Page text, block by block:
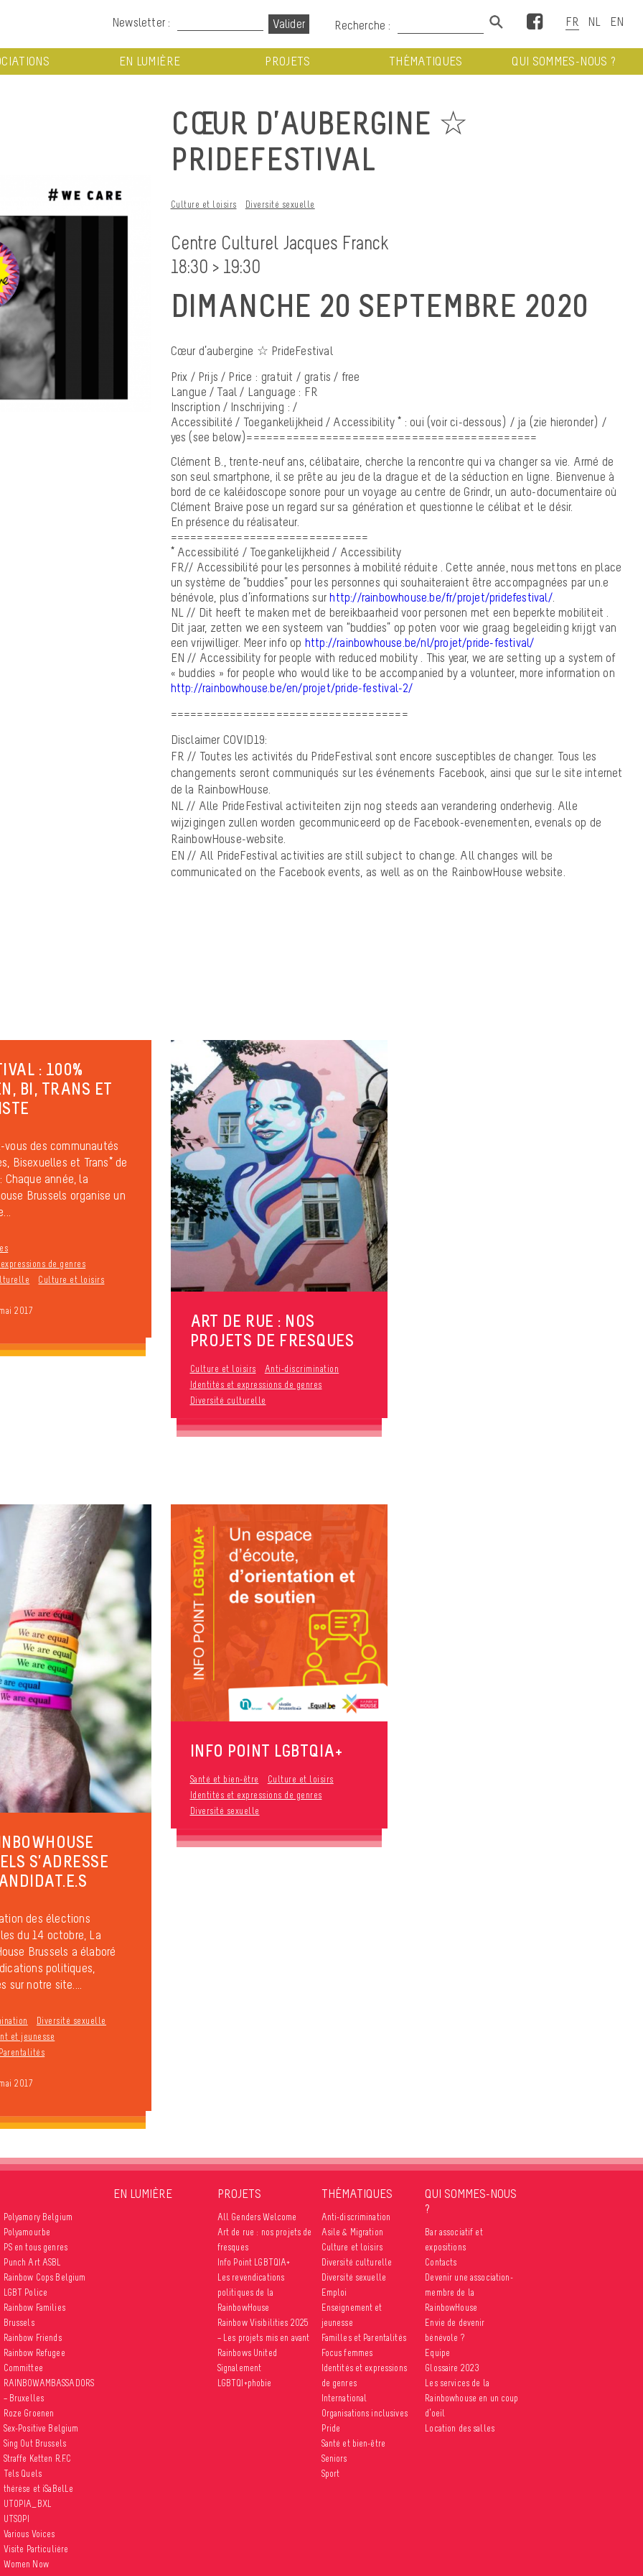
Newsletter : Recherche : Facebook
EN LUMIÈRE PROJETS THÉMATIQUES QUI SOMMES-NOUS ?
CŒUR D’AUBERGINE ☆
PRIDEFESTIVAL
Culture et loisirs Diversité sexuelle
Centre Culturel Jacques Franck
18:30 > 19:30
DIMANCHE 20 SEPTEMBRE 2020
Cœur d’aubergine ☆ PrideFestival
Prix / Prijs / Price : gratuit / gratis / free
Langue / Taal / Language : FR
Inscription / Inschrijving : /
Accessibilité / Toegankelijkheid / Accessibility * : oui (voir ci-dessous) / ja (zie hieronder) /
yes (see below)============================================
Clément B., trente-neuf ans, célibataire, cherche la rencontre qui va changer sa vie. Armé de
son seul smartphone, il se prête au jeu de la drague et de la séduction en ligne. Bienvenue à
bord de ce kaléidoscope sonore pour un voyage au centre de Grindr, un auto-documentaire où
Clément Braive pose un regard sur sa génération et questionne le célibat et le désir.
En présence du réalisateur.
==============================
* Accessibilité / Toegankelijkheid / Accessibility
FR// Accessibilité pour les personnes à mobilité réduite . Cette année, nous mettons en place
un système de “buddies” pour les personnes qui souhaiteraient être accompagnées par un.e
bénévole, plus d’informations surhttp://rainbowhouse.be/fr/projet/pridefestival/.
NL // Dit heeft te maken met de bereikbaarheid voor personen met een beperkte mobiliteit .
Dit jaar, zetten we een systeem van “buddies” op poten voor wie graag begeleiding krijgt van
een vrijwilliger. Meer info op http://rainbowhouse.be/nl/projet/pride-festival/
EN // Accessibility for people with reduced mobility . This year, we are setting up a system of
« buddies » for people who would like to be accompanied by a volunteer, more information on
http://rainbowhouse.be/en/projet/pride-festival-2/
====================================
Disclaimer COVID19:
FR // Toutes les activités du PrideFestival sont encore susceptibles de changer. Tous les
changements seront communiqués sur les événements Facebook, ainsi que sur le site internet
de la RainbowHouse.
NL // Alle PrideFestival activiteiten zijn nog steeds aan verandering onderhevig. Alle
wijzigingen zullen worden gecommuniceerd op de Facebook-evenementen, evenals op de
RainbowHouse-website.
EN // All PrideFestival activities are still subject to change. All changes will be
communicated on the Facebook events, as well as on the RainbowHouse website.
: 100%
BI, TRANS ET
vous des communautés
Bisexuelles et Trans* de
Chaque année, la
Brussels organise un
de genres
Culture et loisirs
2017
ART DE RUE : NOS
PROJETS DE FRESQUES
Culture et loisirs
Anti-discrimination
Identités et expressions de genres
Diversité culturelle
S’ADRESSE
des élections
du 14 octobre, La
Brussels a élaboré
politiques,
sur notre site....
Diversité sexuelle
et jeunesse
2017
INFO POINT LGBTQIA+
Santé et bien-être
Culture et loisirs
Identités et expressions de genres
Diversité sexuelle
Polyamory Belgium
Polyamour.be
PS en tous genres
Punch Art ASBL
Rainbow Cops Belgium
LGBT Police
Rainbow Families
Brussels
Rainbow Friends
Rainbow Refugee
Committee
RAINBOWAMBASSADORS
– Bruxelles
Roze Groenen
Sex-Positive Belgium
Sing Out Brussels
Straffe Ketten R.F.C
Tels Quels
thérèse et iSaBelLe
UTOPIA_BXL
UTSOPI
Various Voices
Visite Particulière
Women Now
EN LUMIÈRE PROJETS
All Genders Welcome
Art de rue : nos projets de
fresques
Info Point LGBTQIA+
Les revendications
politiques de la
RainbowHouse
Rainbow Visibilities 2025
– Les projets mis en avant
Rainbows United
Signalement
LGBTQI+phobie
THÉMATIQUES
Anti-discrimination
Asile & Migration
Culture et loisirs
Diversité culturelle
Diversité sexuelle
Emploi
Enseignement et
jeunesse
Familles et Parentalités
Focus femmes
Identités et expressions
de genres
International
Organisations inclusives
Pride
Santé et bien-être
Seniors
Sport
QUI SOMMES-NOUS
?
Bar associatif et
expositions
Contacts
Devenir une association-
membre de la
RainbowHouse
Envie de devenir
bénévole ?
Equipe
Glossaire 2023
Les services de la
Rainbowhouse en un coup
d’oeil
Location des salles